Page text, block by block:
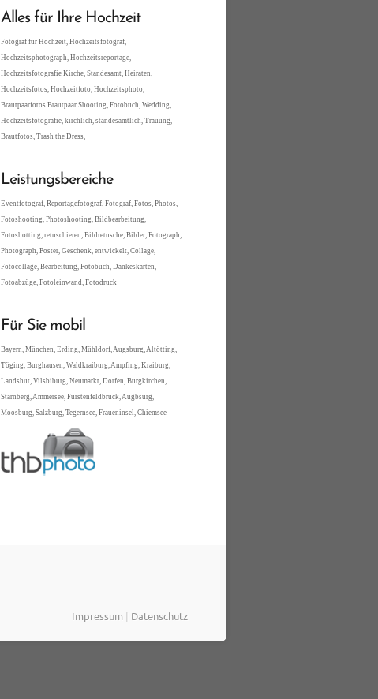
Alles für Ihre Hochzeit
Fotograf für Hochzeit, Hochzeitsfotograf,
Hochzeitsphotograph, Hochzeitsreportage,
Hochzeitsfotografie Kirche, Standesamt, Heiraten,
Hochzeitsfotos, Hochzeitfoto, Hochzeitsphoto,
Brautpaarfotos Brautpaar Shooting, Fotobuch, Wedding,
Hochzeitsfotografie, kirchlich, standesamtlich, Trauung,
Brautfotos, Trash the Dress,
Leistungsbereiche
Eventfotograf, Reportagefotograf, Fotograf, Fotos, Photos,
Fotoshooting, Photoshooting, Bildbearbeitung,
Fotoshotting, retuschieren, Bildretusche, Bilder, Fotograph,
Photograph, Poster, Geschenk, entwickelt, Collage,
Fotocollage, Bearbeitung, Fotobuch, Dankeskarten,
Fotoabzüge, Fotoleinwand, Fotodruck
Für Sie mobil
Bayern, München, Erding, Mühldorf, Augsburg, Altötting,
Töging, Burghausen, Waldkraiburg, Ampfing, Kraiburg,
Landshut, Vilsbiburg, Neumarkt, Dorfen, Burgkirchen,
Starnberg, Ammersee, Fürstenfeldbruck, Augbsurg,
Moosburg, Salzburg, Tegernsee, Fraueninsel, Chiemsee
Impressum | Datenschutz